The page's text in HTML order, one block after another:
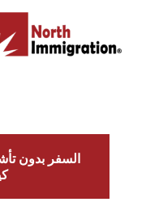
المحتوى
السفر بدون